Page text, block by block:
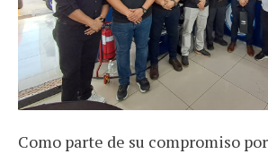
Como parte de su compromiso